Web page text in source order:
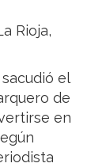
Rioja,
el
de
en